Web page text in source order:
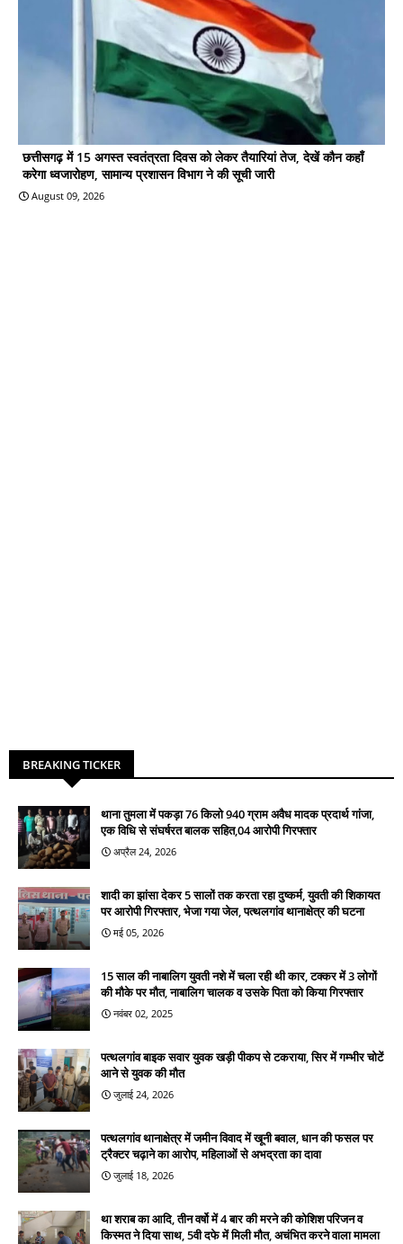
छत्तीसगढ़ में 15 अगस्त स्वतंत्रता दिवस को लेकर तैयारियां तेज, देखें कौन कहाँ
करेगा ध्वजारोहण, सामान्य प्रशासन विभाग ने की सूची जारी
August 09, 2026
BREAKING TICKER
थाना तुमला में पकड़ा 76 किलो 940 ग्राम अवैध मादक प्रदार्थ गांजा,
एक विधि से संघर्षरत बालक सहित,04 आरोपी गिरफ्तार
अप्रैल 24, 2026
शादी का झांसा देकर 5 सालों तक करता रहा दुष्कर्म, युवती की शिकायत
पर आरोपी गिरफ्तार, भेजा गया जेल, पत्थलगांव थानाक्षेत्र की घटना
मई 05, 2026
15 साल की नाबालिग युवती नशे में चला रही थी कार, टक्कर में 3 लोगों
की मौके पर मौत, नाबालिग चालक व उसके पिता को किया गिरफ्तार
नवंबर 02, 2025
पत्थलगांव बाइक सवार युवक खड़ी पीकप से टकराया, सिर में गम्भीर चोटें
आने से युवक की मौत
जुलाई 24, 2026
पत्थलगांव थानाक्षेत्र में जमीन विवाद में खूनी बवाल, धान की फसल पर
ट्रैक्टर चढ़ाने का आरोप, महिलाओं से अभद्रता का दावा
जुलाई 18, 2026
था शराब का आदि, तीन वर्षो में 4 बार की मरने की कोशिश परिजन व
किस्मत ने दिया साथ, 5वी दफे में मिली मौत, अचंभित करने वाला मामला